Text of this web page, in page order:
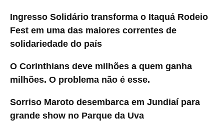
Ingresso Solidário transforma o Itaquá Rodeio
Fest em uma das maiores correntes de
solidariedade do país
O Corinthians deve milhões a quem ganha
milhões. O problema não é esse.
Sorriso Maroto desembarca em Jundiaí para
grande show no Parque da Uva